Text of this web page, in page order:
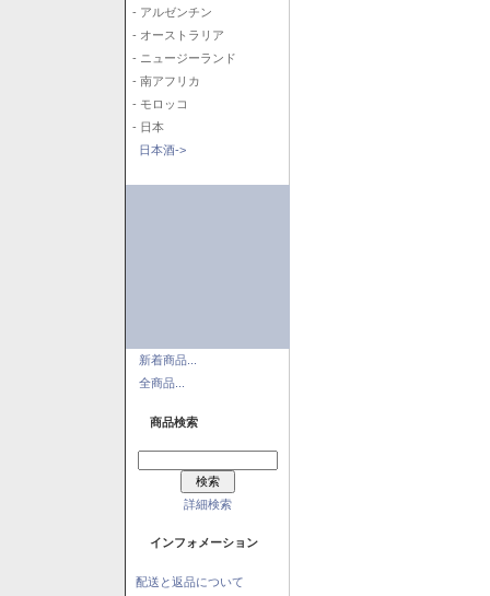
- アルゼンチン
- オーストラリア
- ニュージーランド
- 南アフリカ
- モロッコ
- 日本
日本酒->
新着商品...
全商品...
商品検索
詳細検索
インフォメーション
配送と返品について